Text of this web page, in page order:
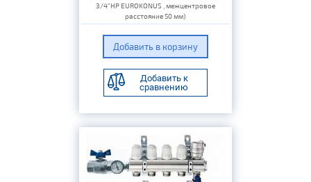
3/4"НР EUROKONUS , межцентровое
расстояние 50 мм)
Добавить к
сравнению